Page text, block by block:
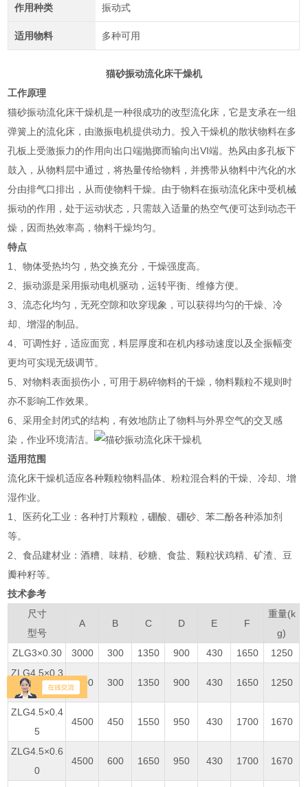
作用种类 振动式
适用物料 多种可用
猫砂振动流化床干燥机
工作原理
猫砂振动流化床干燥机是一种很成功的改型流化床，它是支承在一组
弹簧上的流化床，由激振电机提供动力。投入干燥机的散状物料在多
孔板上受激振力的作用向出口端抛掷而输向出VI端。热风由多孔板下
鼓入，从物料层中通过，将热量传给物料，并携带从物料中汽化的水
分由排气口排出，从而使物料干燥。由于物料在振动流化床中受机械
振动的作用，处于运动状态，只需鼓入适量的热空气便可达到动态干
燥，因而热效率高，物料干燥均匀。
特点
1、物体受热均匀，热交换充分，干燥强度高。
2、振动源是采用振动电机驱动，运转平衡、维修方便。
3、流态化均匀，无死空隙和吹穿现象，可以获得均匀的干燥、冷
却、增湿的制品。
4、可调性好，适应面宽，料层厚度和在机内移动速度以及全振幅变
更均可实现无级调节。
5、对物料表面损伤小，可用于易碎物料的干燥，物料颗粒不规则时
亦不影响工作效果。
6、采用全封闭式的结构，有效地防止了物料与外界空气的交叉感
染，作业环境清洁。
适用范围
流化床干燥机适应各种颗粒物料晶体、粉粒混合料的干燥、冷却、增
湿作业。
1、医药化工业：各种打片颗粒，硼酸、硼砂、苯二酚各种添加剂
等。
2、食品建材业：酒糟、味精、砂糖、食盐、颗粒状鸡精、矿渣、豆
瓣种籽等。
技术参考
尺寸
型号
A B C D E F
重量(k
g)
ZLG3×0.30
3000 300 1350 900 430 1650
1250
ZLG4.5×0.3
0
4500 300 1350 900 430 1650 1250
ZLG4.5×0.4
5
4500 450 1550 950 430 1700 1670
ZLG4.5×0.6
0
4500 600 1650 950 430 1700 1670